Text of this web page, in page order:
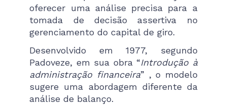
oferecer uma análise precisa para a
tomada de decisão assertiva no
gerenciamento do capital de giro.
Desenvolvido em 1977, segundo
Padoveze, em sua obra “Introdução à
administração financeira” , o modelo
sugere uma abordagem diferente da
análise de balanço.